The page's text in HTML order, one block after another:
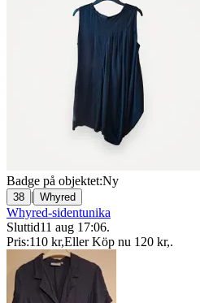
Badge på objektet:Ny
38 | Whyred
Whyred-sidentunika
Sluttid11 aug 17:06.
Pris:110 kr,Eller Köp nu 120 kr,.